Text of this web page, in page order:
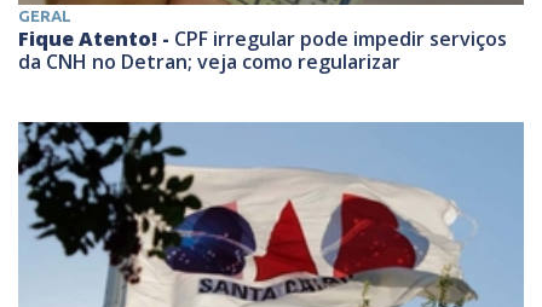
GERAL
Fique Atento! - CPF irregular pode impedir serviços
da CNH no Detran; veja como regularizar